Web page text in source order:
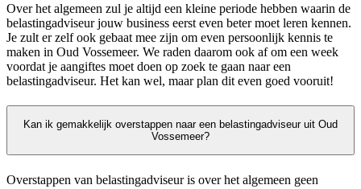
Over het algemeen zul je altijd een kleine periode hebben waarin de
belastingadviseur jouw business eerst even beter moet leren kennen.
Je zult er zelf ook gebaat mee zijn om even persoonlijk kennis te
maken in Oud Vossemeer. We raden daarom ook af om een week
voordat je aangiftes moet doen op zoek te gaan naar een
belastingadviseur. Het kan wel, maar plan dit even goed vooruit!
Kan ik gemakkelijk overstappen naar een belastingadviseur uit Oud
Vossemeer?
Overstappen van belastingadviseur is over het algemeen geen